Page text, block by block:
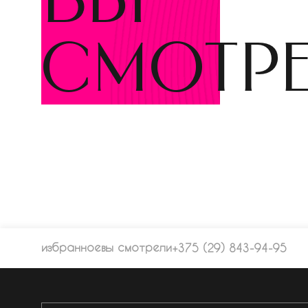
избранноевы смотрели+375 (29) 843-94-95